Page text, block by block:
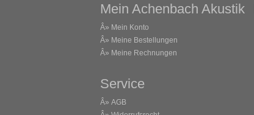
Mein Achenbach Akustik
Â» Mein Konto
Â» Meine Bestellungen
Â» Meine Rechnungen
Service
Â» AGB